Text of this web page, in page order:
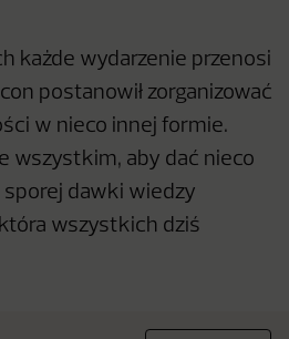
każde wydarzenie przenosi
postanowił zorganizować
w nieco innej formie.
wszystkim, aby dać nieco
sporej dawki wiedzy
wszystkich dziś